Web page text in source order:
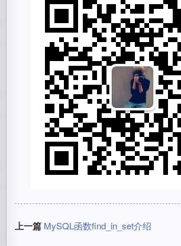
上一篇 MySQL函数find_in_set介绍